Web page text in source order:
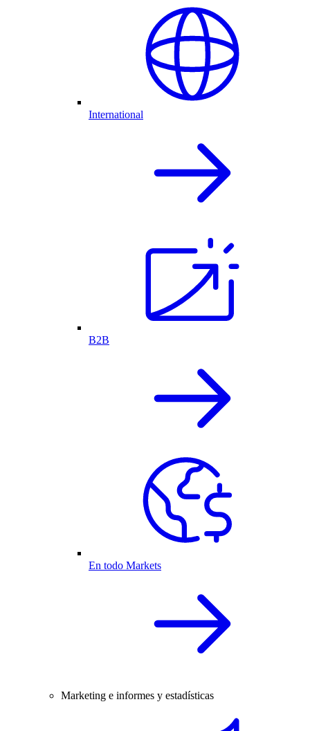
International
B2B
En todo Markets
Marketing e informes y estadísticas